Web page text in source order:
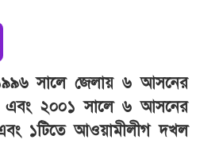
সালে জেলায় ৬ আসনের
এবং ২০০১ সালে ৬ আসনের
১টিতে আওয়ামীলীগ দখল